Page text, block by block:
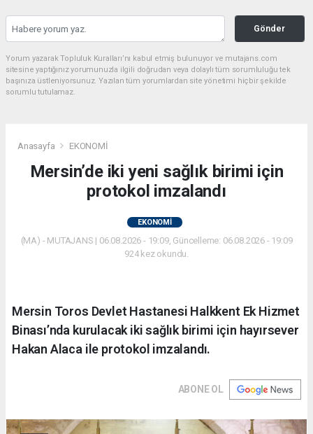
Gönder
Yorum yazarak Topluluk Kuralları’nı kabul etmiş bulunuyor ve mutajans.com
sitesine yaptığınız yorumunuzla ilgili doğrudan veya dolaylı tüm sorumluluğu tek
başınıza üstleniyorsunuz. Yazılan tüm yorumlardan site yönetimi hiçbir şekilde
sorumlu tutulamaz.
Anasayfa EKONOMİ
Mersin’de iki yeni sağlık birimi için
protokol imzalandı
EKONOMİ
(MA) - MUTAJANS | 06.08.2026 - 19:09, Güncelleme: 06.08.2026 - 19:09
924 kez okundu.
Mersin Toros Devlet Hastanesi Halkkent Ek Hizmet
Binası’nda kurulacak iki sağlık birimi için hayırsever
Hakan Alaca ile protokol imzalandı.
ABONE OL